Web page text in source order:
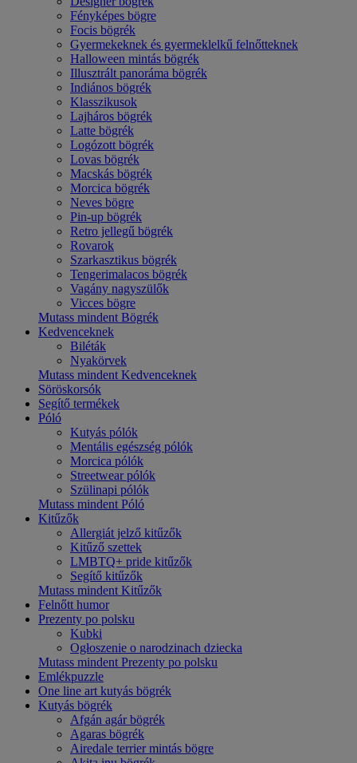
Fényképes bögre
Focis bögrék
Gyermekeknek és gyermeklelkű felnőtteknek
Halloween mintás bögrék
Illusztrált panoráma bögrék
Indiános bögrék
Klasszikusok
Lajháros bögrék
Latte bögrék
Logózott bögrék
Lovas bögrék
Macskás bögrék
Morcica bögrék
Neves bögre
Pin-up bögrék
Retro jellegű bögrék
Rovarok
Szarkasztikus bögrék
Tengerimalacos bögrék
Vagány nagyszülők
Vicces bögre
Mutass mindent Bögrék
Kedvenceknek
Biléták
Nyakörvek
Mutass mindent Kedvenceknek
Söröskorsók
Segítő termékek
Póló
Kutyás pólók
Mentális egészség pólók
Morcica pólók
Streetwear pólók
Szülinapi pólók
Mutass mindent Póló
Kitűzők
Allergiát jelző kitűzők
Kitűző szettek
LMBTQ+ pride kitűzők
Segítő kitűzők
Mutass mindent Kitűzők
Felnőtt humor
Prezenty po polsku
Kubki
Ogłoszenie o narodzinach dziecka
Mutass mindent Prezenty po polsku
Emlékpuzzle
One line art kutyás bögrék
Kutyás bögrék
Afgán agár bögrék
Agaras bögrék
Airedale terrier mintás bögre